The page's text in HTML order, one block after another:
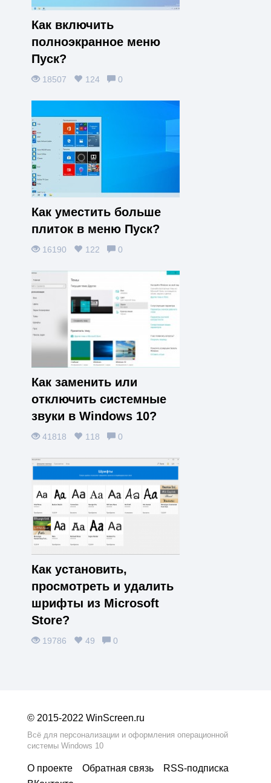
Как включить
полноэкранное меню
Пуск?
18507 124 0
Как уместить больше
плиток в меню Пуск?
16190 122 0
Как заменить или
отключить системные
звуки в Windows 10?
41818 118 0
Как установить,
просмотреть и удалить
шрифты из Microsoft
Store?
19786 49 0
© 2015-2022 WinScreen.ru
Всё для персонализации и оформления операционной
системы Windows 10
О проекте Обратная связь
RSS‑подписка